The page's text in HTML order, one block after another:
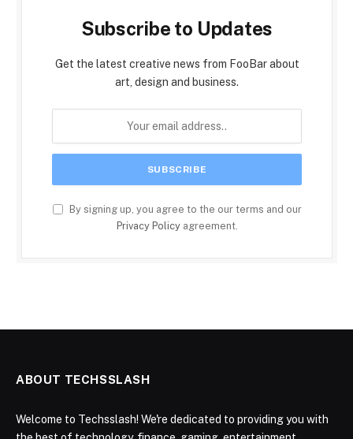
Subscribe to Updates
Get the latest creative news from FooBar about
art, design and business.
By signing up, you agree to the our terms and our
Privacy Policyagreement.
ABOUT TECHSSLASH
Welcome to Techsslash! We're dedicated to providing you with